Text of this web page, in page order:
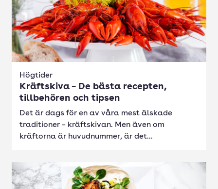
Högtider
Kräftskiva – De bästa recepten,
tillbehören och tipsen
Det är dags för en av våra mest älskade
traditioner – kräftskivan. Men även om
kräftorna är huvudnummer, är det...